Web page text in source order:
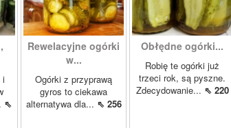
i
⇖
Rewelacyjne ogórki
w...
Ogórki z przyprawą
gyros to ciekawa
alternatywa dla... ⇖ 256
Obłędne ogórki...
Robię te ogórki już
trzeci rok, są pyszne.
Zdecydowanie... ⇖ 220